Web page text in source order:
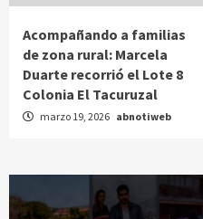
Acompañando a familias
de zona rural: Marcela
Duarte recorrió el Lote 8
Colonia El Tacuruzal
marzo 19, 2026 abnotiweb